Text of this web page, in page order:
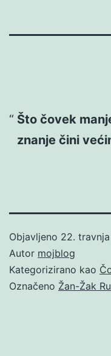
Što čovek
znanje čini
Objavljeno 22.
Autor mojblog
Kategorizirano kao
Označeno Žan-Žak